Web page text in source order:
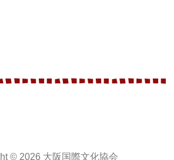
© 2026 大阪国際文化協会